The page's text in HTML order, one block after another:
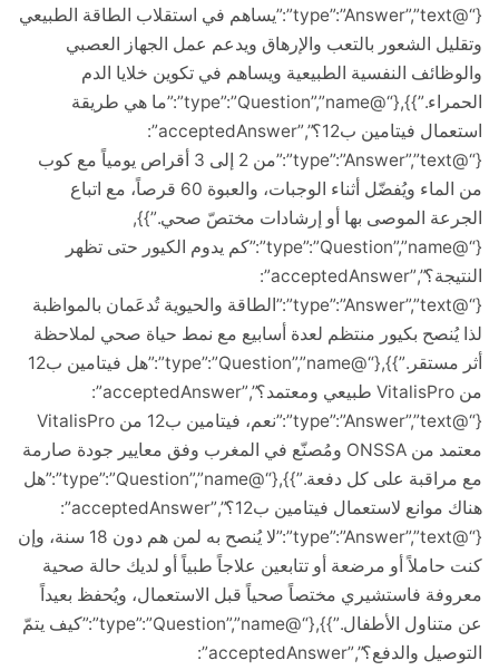
{“@type”:”Answer”,”text”:”يساهم في استقلاب الطاقة الطبيعي
الشعور بالتعب والإرهاق ويدعم عمل الجهاز العصبي
النفسية الطبيعية ويساهم في تكوين خلايا الدم
الحمراء.”}},{“@type”:”Question”,”name”:”ما هي طريقة
استعمال فيتامين ب12؟”,”acceptedAnswer”:
{“@type”:”Answer”,”text”:”من 2 إلى 3 أقراص يومياً مع كوب
من الماء ويُفضّل أثناء الوجبات، والعبوة 60 قرصاً، مع اتباع
الموصى بها أو إرشادات مختصّ صحي.”}},
{“@type”:”Question”,”name”:”كم يدوم الكيور حتى تظهر
النتيجة؟”,”acceptedAnswer”:
{“@type”:”Answer”,”text”:”الطاقة والحيوية تُدعَمان بالمواظبة
بكيور منتظم لعدة أسابيع مع نمط حياة صحي لملاحظة
أثر مستقر.”}},{“@type”:”Question”,”name”:”هل فيتامين ب12
من VitalisPro طبيعي ومعتمد؟”,”acceptedAnswer”:
{“@type”:”Answer”,”text”:”نعم، فيتامين ب12 من VitalisPro
معتمد من ONSSA ومُصنّع في المغرب وفق معايير جودة صارمة
مع مراقبة على كل دفعة.”}},{“@type”:”Question”,”name”:”هل
هناك موانع لاستعمال فيتامين ب12؟”,”acceptedAnswer”:
{“@type”:”Answer”,”text”:”لا يُنصح به لمن هم دون 18 سنة، وإن
أو مرضعة أو تتابعين علاجاً طبياً أو لديك حالة صحية
فاستشيري مختصاً صحياً قبل الاستعمال، ويُحفظ بعيداً
عن متناول الأطفال.”}},{“@type”:”Question”,”name”:”كيف يتمّ
التوصيل والدفع؟”,”acceptedAnswer”: